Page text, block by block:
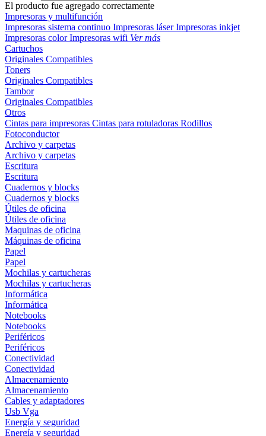
El producto fue agregado correctamente
Impresoras y multifunción
Impresoras sistema continuo Impresoras láserImpresoras inkjet
Impresoras colorImpresoras wifi Ver más
Cartuchos
Originales Compatibles
Toners
Originales Compatibles
Tambor
Originales Compatibles
Otros
Cintas para impresoras Cintas para rotuladoras Rodillos
Fotoconductor
Archivo y carpetas
Archivo y carpetas
Escritura
Escritura
Cuadernos y blocks
Cuadernos y blocks
Útiles de oficina
Útiles de oficina
Maquinas de oficina
Máquinas de oficina
Papel
Papel
Mochilas y cartucheras
Mochilas y cartucheras
Informática
Informática
Notebooks
Notebooks
Periféricos
Periféricos
Conectividad
Conectividad
Almacenamiento
Almacenamiento
Cables y adaptadores
Usb Vga
Energía y seguridad
Energía y seguridad